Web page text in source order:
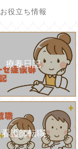
お役立ち情報
療養日記
看護師転職